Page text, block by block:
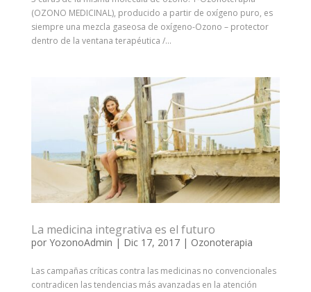
(OZONO MEDICINAL), producido a partir de oxígeno puro, es
siempre una mezcla gaseosa de oxígeno-Ozono – protector
dentro de la ventana terapéutica /...
La medicina integrativa es el futuro
por YozonoAdmin | Dic 17, 2017| Ozonoterapia
Las campañas críticas contra las medicinas no convencionales
contradicen las tendencias más avanzadas en la atención